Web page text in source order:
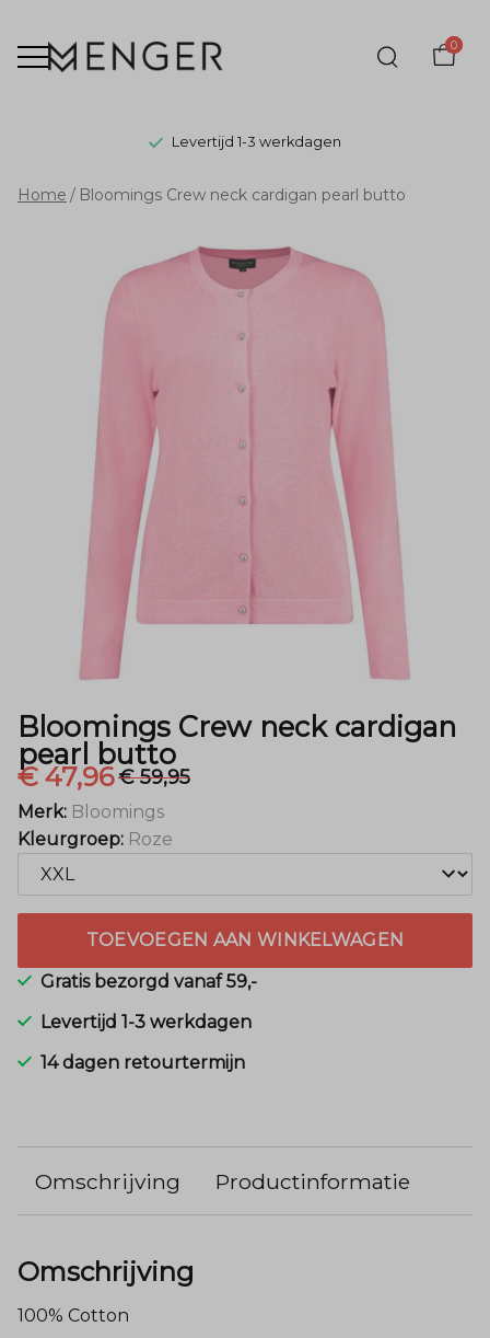
0
Levertijd 1-3 werkdagen
Bloomings
neck
cardigan
pearl
butto
Menger
Mode
Home Bloomings Crew neck cardigan pearl butto
Bloomings Crew neck cardigan
pearl butto
€ 47,96€ 59,95
Merk: Bloomings
Kleurgroep: Roze
TOEVOEGEN AAN WINKELWAGEN
Gratis bezorgd vanaf 59,-
Levertijd 1-3 werkdagen
14 dagen retourtermijn
Omschrijving Productinformatie
Omschrijving
100% Cotton